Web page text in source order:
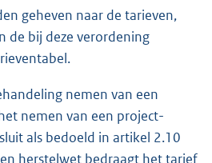
geheven naar de tarieven,
de bij deze verordening
nemen van een
nemen van een project-
als bedoeld in artikel 2.10
herstelwet bedraagt het tarief